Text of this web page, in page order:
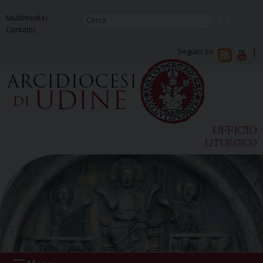
to
content
Multimedia
Contatti
Seguici su
UFFICIO
LITURGICO